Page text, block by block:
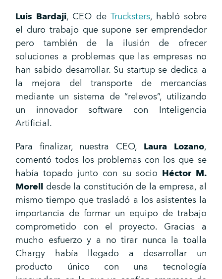
Luis Bardaji, CEO de Trucksters, habló sobre
el duro trabajo que supone ser emprendedor
pero también de la ilusión de ofrecer
soluciones a problemas que las empresas no
han sabido desarrollar. Su startup se dedica a
la mejora del transporte de mercancías
mediante un sistema de “relevos”, utilizando
un innovador software con Inteligencia
Artificial.
Para finalizar, nuestra CEO, Laura Lozano,
comentó todos los problemas con los que se
había topado junto con su socio Héctor M.
Morell desde la constitución de la empresa, al
mismo tiempo que trasladó a los asistentes la
importancia de formar un equipo de trabajo
comprometido con el proyecto. Gracias a
mucho esfuerzo y a no tirar nunca la toalla
Chargy había llegado a desarrollar un
producto único con una tecnología